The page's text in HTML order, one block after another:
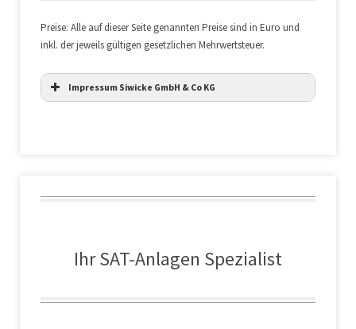
Preise: Alle auf dieser Seite genannten Preise sind in Euro und
inkl. der jeweils gültigen gesetzlichen Mehrwertsteuer.
Impressum Siwicke GmbH & Co KG
Ihr SAT-Anlagen Spezialist